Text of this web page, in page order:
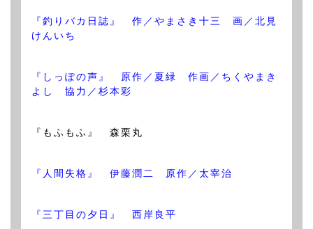
『釣りバカ日誌』 作／やまさき十三 画／北見
けんいち
『しっぽの声』 原作／夏緑 作画／ちくやまき
よし 協力／杉本彩
『もふもふ』 森栗丸
『人間失格』 伊藤潤二 原作／太宰治
『三丁目の夕日』 西岸良平